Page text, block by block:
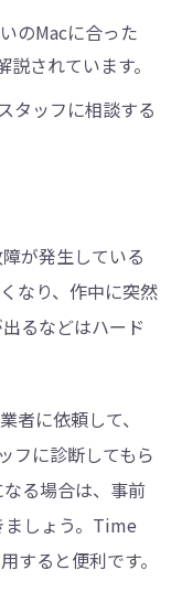
のMacに合った
されています。
タッフに相談する
が発生している
なり、作中に突然
るなどはハード
者に依頼して、
フに診断してもら
る場合は、事前
ましょう。Time
すると便利です。